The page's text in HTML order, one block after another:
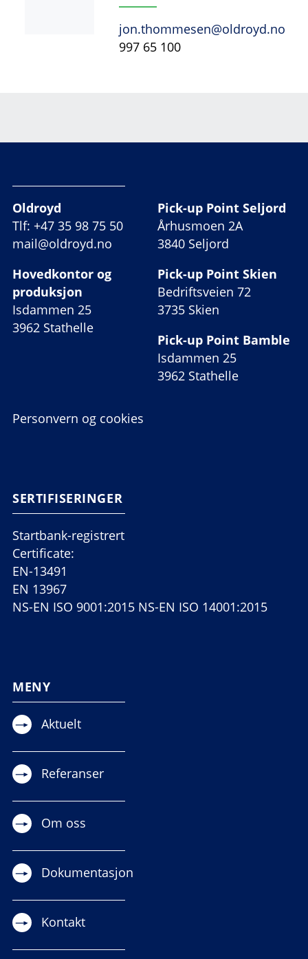
jon.thommesen@oldroyd.no
997 65 100
Oldroyd
Tlf: +47 35 98 75 50
mail@oldroyd.no
Hovedkontor og
produksjon
Isdammen 25
3962 Stathelle
Pick-up Point Seljord
Århusmoen 2A
3840 Seljord
Pick-up Point Skien
Bedriftsveien 72
3735 Skien
Pick-up Point Bamble
Isdammen 25
3962 Stathelle
Personvern og cookies
SERTIFISERINGER
Startbank-registrert
Certificate:
EN-13491
EN 13967
NS-EN ISO 9001:2015 NS-EN ISO 14001:2015
MENY
Aktuelt
Referanser
Om oss
Dokumentasjon
Kontakt